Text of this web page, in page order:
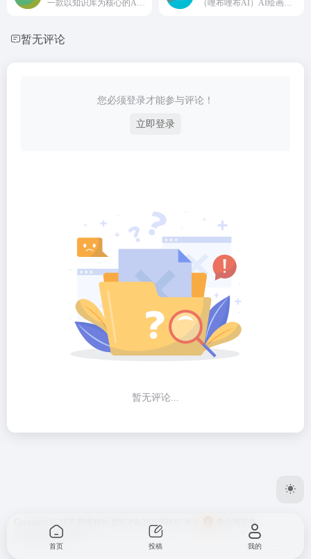
暂无评论
您必须登录才能参与评论！
立即登录
暂无评论...
贵公网安备
52262302000146号
首页 投稿 我的